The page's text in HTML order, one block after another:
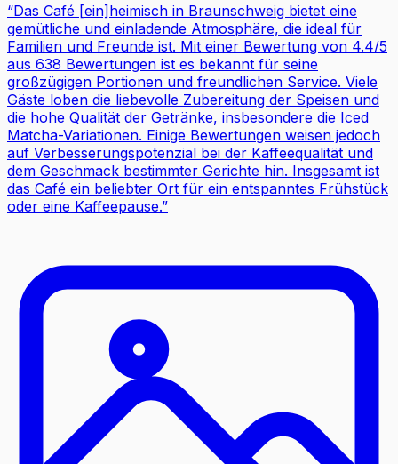
“Das Café [ein]heimisch in Braunschweig bietet eine
gemütliche und einladende Atmosphäre, die ideal für
Familien und Freunde ist. Mit einer Bewertung von 4.4/5
aus 638 Bewertungen ist es bekannt für seine
großzügigen Portionen und freundlichen Service. Viele
Gäste loben die liebevolle Zubereitung der Speisen und
die hohe Qualität der Getränke, insbesondere die Iced
Matcha-Variationen. Einige Bewertungen weisen jedoch
auf Verbesserungspotenzial bei der Kaffeequalität und
dem Geschmack bestimmter Gerichte hin. Insgesamt ist
das Café ein beliebter Ort für ein entspanntes Frühstück
oder eine Kaffeepause.”